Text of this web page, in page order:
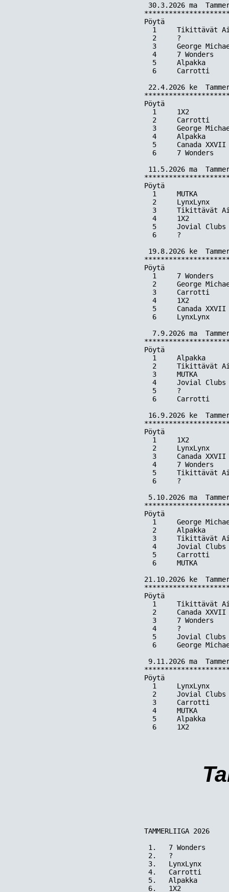
30.3.2026 ma
Pöytä
1     Tikittävät
2     ?
3     George
4     7 Wonders
5     Alpakka
6     Carrotti
22.4.2026 ke
Pöytä
1     1X2
2     Carrotti
3     George
4     Alpakka
5     Canada
6     7 Wonders
11.5.2026 ma
Pöytä
1     MUTKA
2     LynxLynx
3     Tikittävät
4     1X2
5     Jovial
6     ?
19.8.2026 ke
Pöytä
1     7 Wonders
2     George
3     Carrotti
4     1X2
5     Canada
6     LynxLynx
7.9.2026 ma
Pöytä
1     Alpakka
2     Tikittävät
3     MUTKA
4     Jovial
5     ?
6     Carrotti
16.9.2026 ke
Pöytä
1     1X2
2     LynxLynx
3     Canada
4     7 Wonders
5     Tikittävät
6     ?
5.10.2026 ma
Pöytä
1     George
2     Alpakka
3
4     Jovial Clubs
5     Carrotti
6     MUTKA
21.10.2026 ke
Pöytä
1     Tikittävät
2     Canada XXVII
3     7 Wonders
4     ?
5
6     George
9.11.2026 ma
Pöytä
1     LynxLynx
2     Jovial Clubs
3     Carrotti
4
5     Alpakka
6     1X2
TAMMERLIIGA 2026
1.   7 Wonders	              103
2.   ?
3.   LynxLynx
4.   Carrotti
5.   Alpakka
6.   1X2